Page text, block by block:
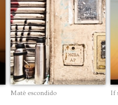
Maté escondido If